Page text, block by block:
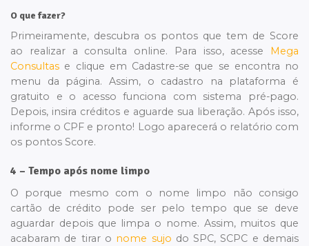
O que fazer?
Primeiramente, descubra os pontos que tem de Score
ao realizar a consulta online. Para isso, acesse Mega
Consultas e clique em Cadastre-se que se encontra no
menu da página. Assim, o cadastro na plataforma é
gratuito e o acesso funciona com sistema pré-pago.
Depois, insira créditos e aguarde sua liberação. Após isso,
informe o CPF e pronto! Logo aparecerá o relatório com
os pontos Score.
4 – Tempo após nome limpo
O porque mesmo com o nome limpo não consigo
cartão de crédito pode ser pelo tempo que se deve
aguardar depois que limpa o nome. Assim, muitos que
acabaram de tirar o nome sujo do SPC, SCPC e demais